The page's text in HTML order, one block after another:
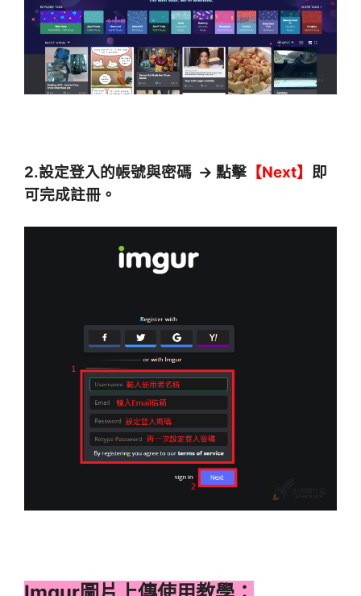
2.設定登入的帳號與密碼 → 點擊 【Next】 即
可完成註冊。